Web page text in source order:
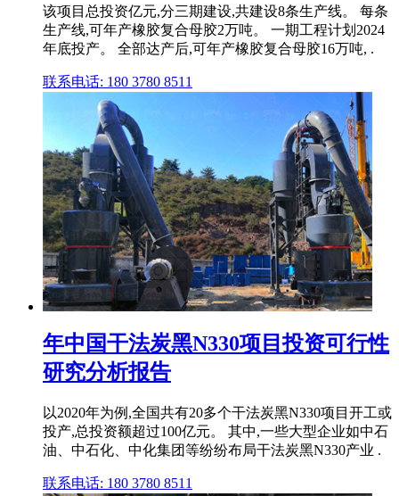
该项目总投资亿元,分三期建设,共建设8条生产线。 每条
生产线,可年产橡胶复合母胶2万吨。 一期工程计划2024
年底投产。 全部达产后,可年产橡胶复合母胶16万吨, .
联系电话: 180 3780 8511
年中国干法炭黑N330项目投资可行性
研究分析报告
以2020年为例,全国共有20多个干法炭黑N330项目开工或
投产,总投资额超过100亿元。 其中,一些大型企业如中石
油、中石化、中化集团等纷纷布局干法炭黑N330产业 .
联系电话: 180 3780 8511